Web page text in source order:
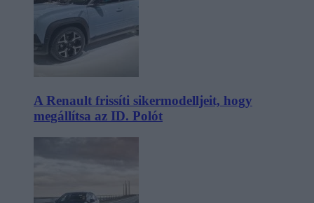
A Renault frissíti sikermodelljeit, hogy
megállítsa az ID. Polót